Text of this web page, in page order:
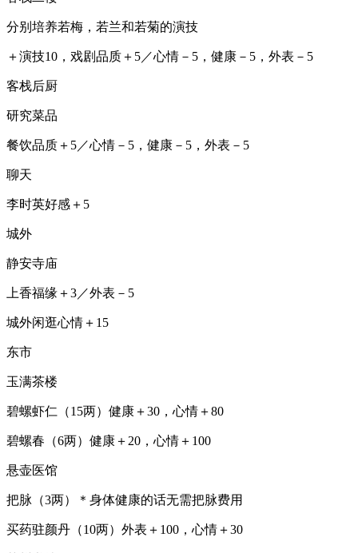
分别培养若梅，若兰和若菊的演技
＋演技10，戏剧品质＋5／心情－5，健康－5，外表－5
客栈后厨
研究菜品
餐饮品质＋5／心情－5，健康－5，外表－5
聊天
李时英好感＋5
城外
静安寺庙
上香福缘＋3／外表－5
城外闲逛心情＋15
东市
玉满茶楼
碧螺虾仁（15两）健康＋30，心情＋80
碧螺春（6两）健康＋20，心情＋100
悬壶医馆
把脉（3两）＊身体健康的话无需把脉费用
买药驻颜丹（10两）外表＋100，心情＋30